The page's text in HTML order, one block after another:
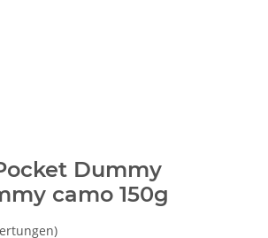
Dummy
camo 150g